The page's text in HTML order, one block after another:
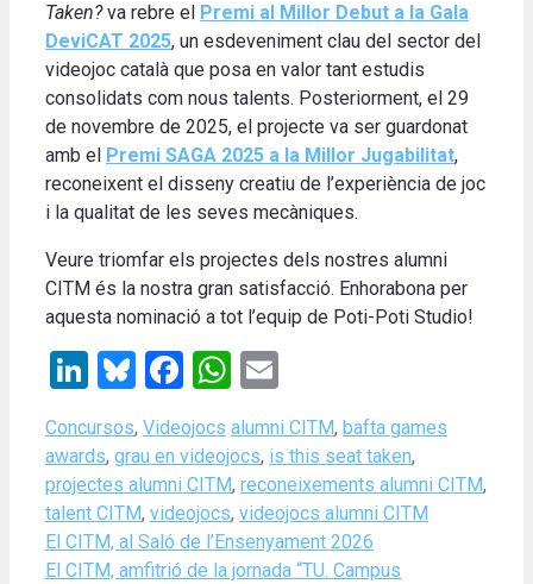
Taken?va rebre el Premi al Millor Debut a la Gala
DeviCAT 2025, un esdeveniment clau del sector del
videojoc català que posa en valor tant estudis
consolidats com nous talents. Posteriorment, el 29
de novembre de 2025, el projecte va ser guardonat
amb el
Premi SAGA 2025 a la Millor Jugabilitat,
reconeixent el disseny creatiu de l’experiència de joc
i la qualitat de les seves mecàniques.
Veure triomfar els projectes dels nostres alumni
CITM és la nostra gran satisfacció. Enhorabona per
aquesta nominació a tot l’equip de Poti-Poti Studio!
LinkedIn
Bluesky
Facebook
WhatsApp
Categories
Concursos, Videojocs Tags
alumni CITM, bafta games
awards, grau en videojocs, is this seat taken,
projectes alumni CITM, reconeixements alumni CITM,
talent CITM, videojocs, videojocs alumni CITM
El CITM, al Saló de l’Ensenyament 2026
El CITM, amfitrió de la jornada “TU. Campus